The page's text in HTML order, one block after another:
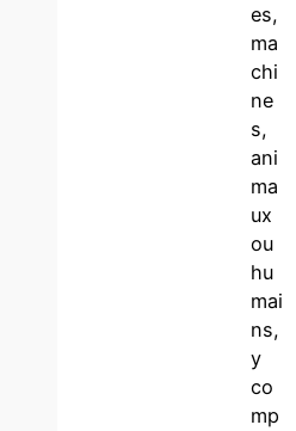
es,
ma
chi
ne
s,
ani
ma
ux
ou
hu
mai
ns,
y
co
mp